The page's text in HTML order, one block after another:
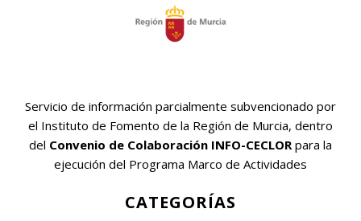
Servicio de información parcialmente subvencionado por
el Instituto de Fomento de la Región de Murcia, dentro
del Convenio de Colaboración INFO-CECLOR para la
ejecución del Programa Marco de Actividades
CATEGORÍAS